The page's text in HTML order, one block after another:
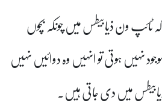
کہ ٹائپ ون ذیابیطس میں چونکہ بچوں
نہیں ہوتی تو انہیں وہ دوائیں نہیں
میں دی جاتی ہیں۔